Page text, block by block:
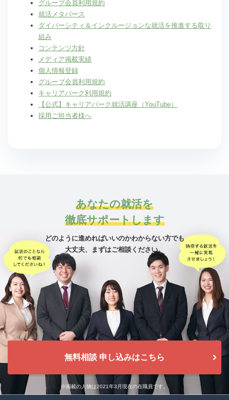
グループ会員利用規約
就活メタバース
ダイバーシティ＆インクルージョンな就活を推進する取り
組み
コンテンツ方針
メディア掲載実績
個人情報登録
グループ会員利用規約
キャリアパーク利用規約
【公式】キャリアパーク就活講座（YouTube）
採用ご担当者様へ
あなたの就活を
徹底サポートします
どのように進めればいいのかわからない方でも
大丈夫、
まずはご相談ください。
無料相談 申し込みはこちら
※掲載の人物は2021年3月現在の在職員です。